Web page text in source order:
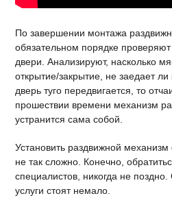
По завершении монтажа
обязательном порядке
двери. Анализируют, насколько
открытие/закрытие, не заедает
дверь туго передвигается, то
прошествии времени механизм
устранится сама собой.
Установить раздвижной
не так сложно. Конечно,
специалистов, никогда не
услуги стоят немало.